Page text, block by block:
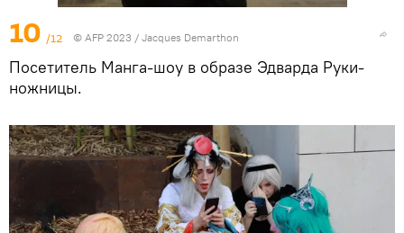
10 /12 © AFP 2023 / Jacques Demarthon
Посетитель Манга-шоу в образе Эдварда Руки-
ножницы.